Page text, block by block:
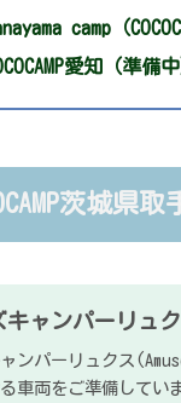
camp（
愛知（準備中
茨城県取
キャンパーリュ
ンパーリュクス
車両をご準備してい